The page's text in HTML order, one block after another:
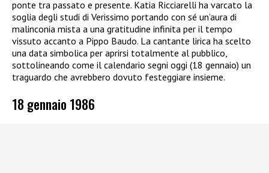
ponte tra passato e presente. Katia Ricciarelli ha varcato la
soglia degli studi di Verissimo portando con sé un’aura di
malinconia mista a una gratitudine infinita per il tempo
vissuto accanto a Pippo Baudo. La cantante lirica ha scelto
una data simbolica per aprirsi totalmente al pubblico,
sottolineando come il calendario segni oggi (18 gennaio) un
traguardo che avrebbero dovuto festeggiare insieme.
18 gennaio 1986